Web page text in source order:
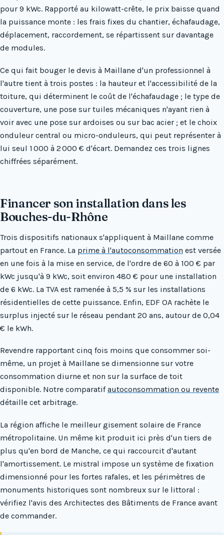
pour 9 kWc. Rapporté au kilowatt-crête, le prix baisse quand
la puissance monte : les frais fixes du chantier, échafaudage,
déplacement, raccordement, se répartissent sur davantage
de modules.
Ce qui fait bouger le devis à Maillane d'un professionnel à
l'autre tient à trois postes : la hauteur et l'accessibilité de la
toiture, qui déterminent le coût de l'échafaudage ; le type de
couverture, une pose sur tuiles mécaniques n'ayant rien à
voir avec une pose sur ardoises ou sur bac acier ; et le choix
onduleur central ou micro-onduleurs, qui peut représenter à
lui seul 1 000 à 2 000 € d'écart. Demandez ces trois lignes
chiffrées séparément.
Financer son installation dans les
Bouches-du-Rhône
Trois dispositifs nationaux s'appliquent à Maillane comme
partout en France. La prime à l'autoconsommation est versée
en une fois à la mise en service, de l'ordre de 60 à 100 € par
kWc jusqu'à 9 kWc, soit environ 480 € pour une installation
de 6 kWc. La TVA est ramenée à 5,5 % sur les installations
résidentielles de cette puissance. Enfin, EDF OA rachète le
surplus injecté sur le réseau pendant 20 ans, autour de 0,04
€ le kWh.
Revendre rapportant cinq fois moins que consommer soi-
même, un projet à Maillane se dimensionne sur votre
consommation diurne et non sur la surface de toit
disponible. Notre comparatifautoconsommation ou revente
détaille cet arbitrage.
La région affiche le meilleur gisement solaire de France
métropolitaine. Un même kit produit ici près d'un tiers de
plus qu'en bord de Manche, ce qui raccourcit d'autant
l'amortissement. Le mistral impose un système de fixation
dimensionné pour les fortes rafales, et les périmètres de
monuments historiques sont nombreux sur le littoral :
vérifiez l'avis des Architectes des Bâtiments de France avant
de commander.